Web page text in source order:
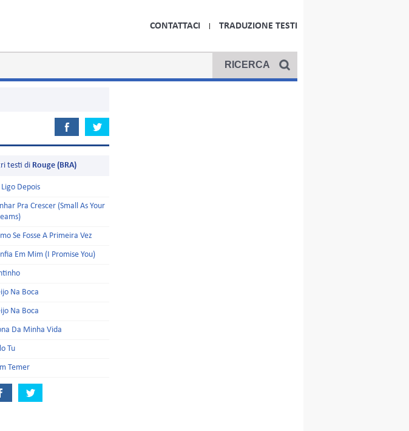
CONTATTACI TRADUZIONE TESTI
testi di Rouge (BRA)
Ligo Depois
Pra Crescer (Small As Your
Se Fosse A Primeira Vez
Em Mim (I Promise You)
Na Boca
Na Boca
Da Minha Vida
Tu
Temer